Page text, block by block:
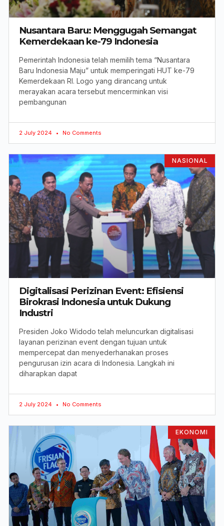
Nusantara Baru: Menggugah Semangat
Kemerdekaan ke-79 Indonesia
Pemerintah Indonesia telah memilih tema “Nusantara
Baru Indonesia Maju” untuk memperingati HUT ke-79
Kemerdekaan RI. Logo yang dirancang untuk
merayakan acara tersebut mencerminkan visi
pembangunan
2 July 2024 No Comments
NASIONAL
Digitalisasi Perizinan Event: Efisiensi
Birokrasi Indonesia untuk Dukung
Industri
Presiden Joko Widodo telah meluncurkan digitalisasi
layanan perizinan event dengan tujuan untuk
mempercepat dan menyederhanakan proses
pengurusan izin acara di Indonesia. Langkah ini
diharapkan dapat
2 July 2024 No Comments
EKONOMI